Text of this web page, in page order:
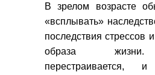
В зрелом возрасте
«всплывать»
последствия стрессов
образа жизни.